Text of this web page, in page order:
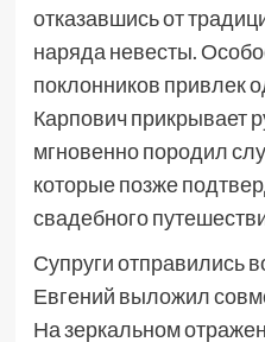
отказавшись от
наряда невесты.
поклонников привлек
Карпович прикрывает
мгновенно породил
которые позже
свадебного
Супруги отправились
Евгений выложил
На зеркальном